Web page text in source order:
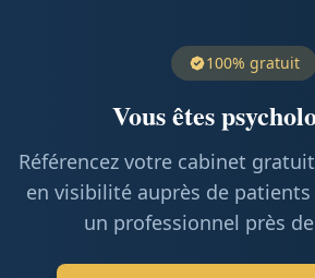
100% gratuit
Vous êtes
Référencez votre cabinet
en visibilité auprès de
un professionnel près